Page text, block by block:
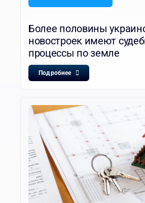
Более половины
новостроек имеют
процессы по земле
Подробнее